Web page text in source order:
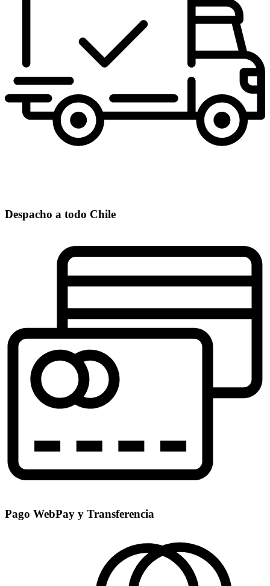
Despacho a todo Chile
Pago WebPay y Transferencia